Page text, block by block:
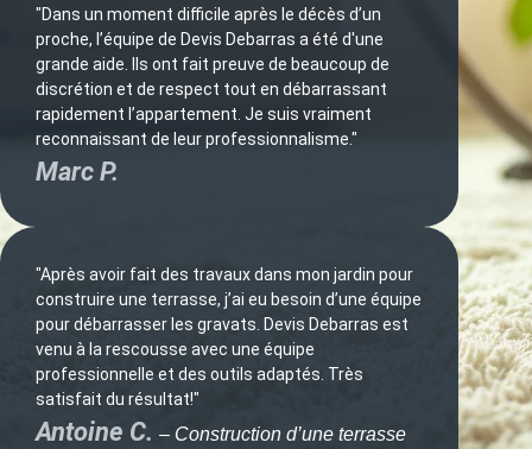
"Dans un moment difficile après le décès d’un
proche, l’équipe de Devis Debarras a été d'une
grande aide. Ils ont fait preuve de beaucoup de
discrétion et de respect tout en débarrassant
rapidement l’appartement. Je suis vraiment
reconnaissant de leur professionnalisme."
Marc P.
"Après avoir fait des travaux dans mon jardin pour
construire une terrasse, j’ai eu besoin d’une équipe
pour débarrasser les gravats. Devis Debarras est
venu à la rescousse avec une équipe
professionnelle et des outils adaptés. Très
satisfait du résultat!"
Antoine C. – Construction d’une terrasse